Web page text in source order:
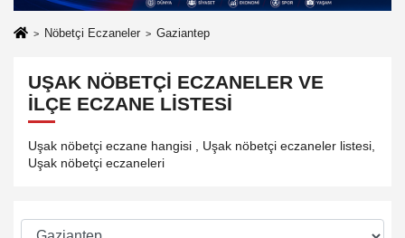
Nöbetçi Eczaneler Gaziantep
UŞAK NÖBETÇI ECZANELER VE
İLÇE ECZANE LISTESI
Uşak nöbetçi eczane hangisi , Uşak nöbetçi eczaneler listesi,
Uşak nöbetçi eczaneleri